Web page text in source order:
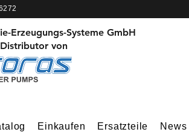
Erzeugungs-Systeme GmbH
von
Einkaufen Ersatzteile News